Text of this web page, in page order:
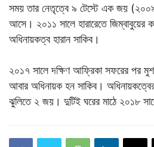
সময় তার নেতৃত্বে ৯ টেস্টে এক জয় (২০০৯
আসে। ২০১১ সালে হারারেতে জিম্বাবুয়ের
অধিনায়কত্ব হারান সাকিব।
২০১৭ সালে দক্ষিণ আফ্রিকা সফরের পর
আবার অধিনায়ক হন সাকিব। অধিনায়কত্বের
ঝুলিতে ২ জয়। দুটিই ঘরের মাঠে ২০১৮